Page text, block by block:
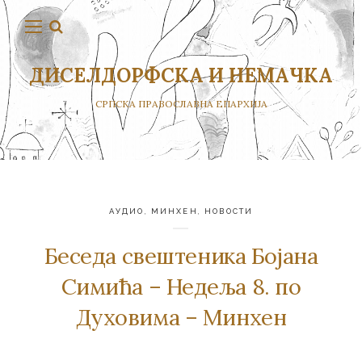
ДИСЕЛДОРФСКА И НЕМАЧКА
СРПСКА ПРАВОСЛАВНА ЕПАРХИЈА
АУДИО МИНХЕН НОВОСТИ
Беседа свештеника Бојана
Симића – Недеља 8. по
Духовима – Минхен